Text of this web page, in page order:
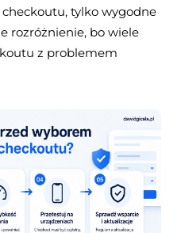
tylko wygodne
rozróżnienie, bo wiele
z problemem